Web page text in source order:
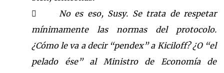

No es eso, Susy. Se trata de respetar
mínimamente las normas del protocolo.
¿Cómo le va a decir “pendex” a Kiciloff? ¿O “el
pelado ése” al Ministro de Economía de